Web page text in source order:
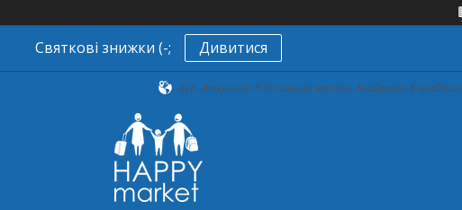
Святкові знижки (-; Дивитися
вул. Амурська 5 (станція метро Академіка